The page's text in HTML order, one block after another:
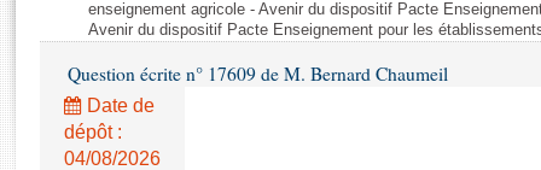
Rapports législatifs
Rapports sur l'application des lois
Anciennes législatures
enseignement agricole - Avenir du dispositif Pacte
Avenir du dispositif Pacte Enseignement pour les
Question écrite n° 17609 de M. Bernard Chaumeil
Date de
dépôt :
04/08/2026